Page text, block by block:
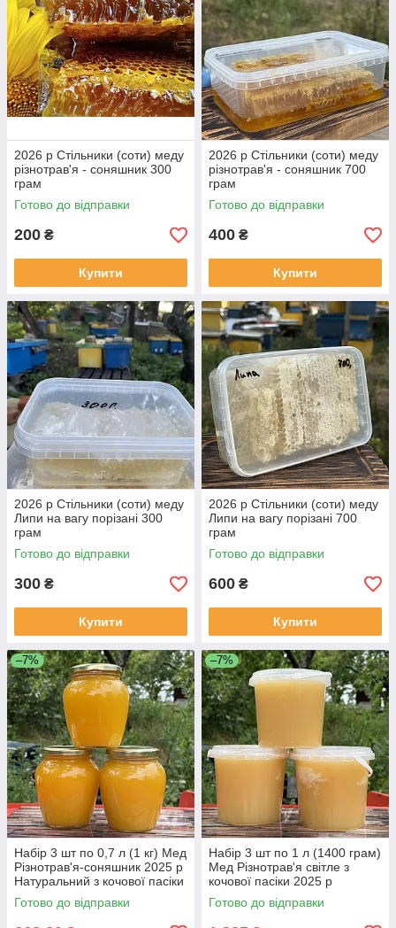
2026 р Стільники (соти) меду
різнотрав'я - соняшник 300
грам
Готово до відправки
200 ₴
Купити
2026 р Стільники (соти) меду
різнотрав'я - соняшник 700
грам
Готово до відправки
400 ₴
Купити
2026 р Стільники (соти) меду
Липи на вагу порізані 300
грам
Готово до відправки
300 ₴
Купити
2026 р Стільники (соти) меду
Липи на вагу порізані 700
грам
Готово до відправки
600 ₴
Купити
–7%
Набір 3 шт по 0,7 л (1 кг) Мед
Різнотрав'я-соняшник 2025 р
Натуральний з кочової пасіки
Готово до відправки
–7%
Набір 3 шт по 1 л (1400 грам)
Мед Різнотрав'я світле з
кочової пасіки 2025 р
Готово до відправки